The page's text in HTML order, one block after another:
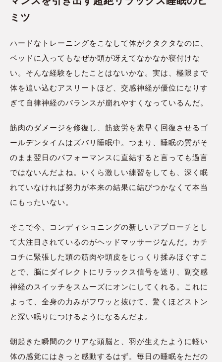
ミツ
ハードなトレーニングをこなして体がクタクタなのに、
ベッドに入ってもなぜか頭が冴えてなかなか寝付けな
い。そんな経験をしたことはないかな。実は、極限まで
体を追い込むアスリートほど、交感神経が優位になりす
ぎて自律神経のバランスが崩れやすくなっているんだ。
筋肉のダメージを修復し、筋疲労を素早く回復させるゴ
ールデンタイムはズバリ睡眠中。つまり、睡眠の質がそ
のまま翌日のパフォーマンスに直結すると言っても過言
ではないんだよね。いくら激しい練習をしても、深く眠
れていなければ努力が本来の結果に結びつかなくて本当
にもったいない。
そこで今、コンディショニングの新しいアプローチとし
て大注目されているのがヘッドマッサージなんだ。カチ
コチに緊張した頭の筋肉や頭皮をじっくり揉みほぐすこ
とで、脳にダイレクトにリラックス信号を送り、副交感
神経のスイッチをスムーズにオンにしてくれる。これに
よって、全身の力みがフワッと抜けて、驚くほどストン
と深い眠りにつけるようになるんだよ。
朝起きた瞬間のクリアな頭脳と、羽が生えたように軽い
体の感覚にはきっと感動するはず。毎日の睡眠をただの